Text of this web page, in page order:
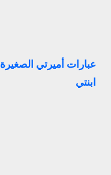
عبارات أميرتي الصغيرة
ابنتي